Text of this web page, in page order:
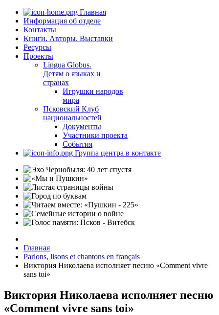
Главная
Информация об отделе
Контакты
Книги. Авторы. Выставки
Ресурсы
Проекты
Lingua Globus.
Детям о языках и
странах
Игрушки народов
мира
Псковский Клуб
национальностей
Документы
Участники проекта
События
Группа центра в контакте
Главная
Parlons, lisons et chantons en français
Виктория Николаева исполняет песню «Comment vivre
sans toi»
Виктория Николаева исполняет песню
«Comment vivre sans toi»